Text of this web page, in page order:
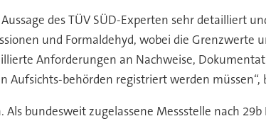
des TÜV SÜD-Experten sehr detailliert
und Formaldehyd, wobei die Grenzwerte
Anforderungen an Nachweise,
behörden registriert werden müssen“,
bundesweit zugelassene Messstelle nach 29b